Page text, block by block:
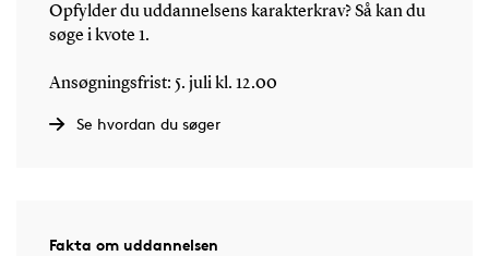
Opfylder du uddannelsens karakterkrav? Så kan du
søge i kvote 1.
Ansøgningsfrist: 5. juli kl. 12.00
Se hvordan du søger
Fakta om uddannelsen